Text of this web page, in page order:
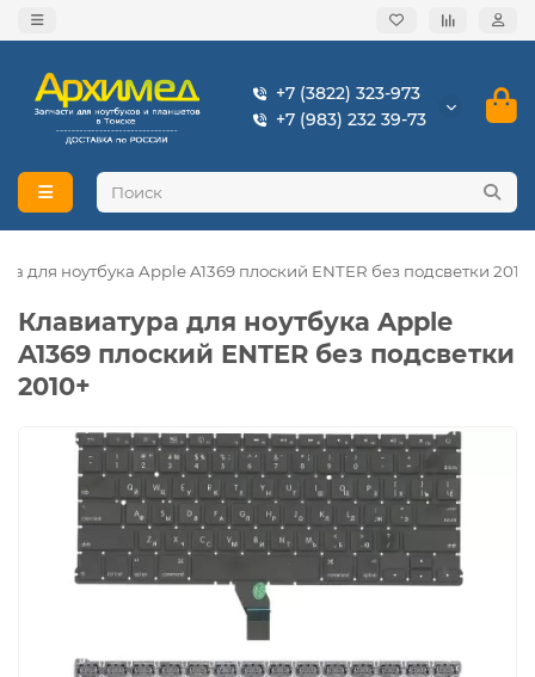
+7 (3822) 323-973
+7 (983) 232 39-73
для ноутбука Apple A1369 плоский ENTER без подсветки
Клавиатура для ноутбука Apple
A1369 плоский ENTER без подсветки
2010+